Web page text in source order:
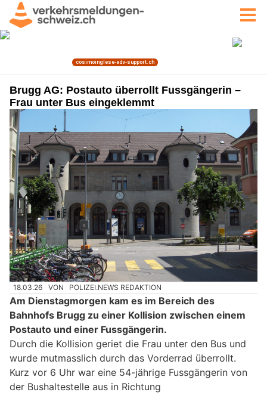
Brugg AG: Postauto überrollt Fussgängerin –
Frau unter Bus eingeklemmt
18.03.26 VON POLIZEI.NEWS REDAKTION
Am Dienstagmorgen kam es im Bereich des
Bahnhofs Brugg zu einer Kollision zwischen einem
Postauto und einer Fussgängerin.
Durch die Kollision geriet die Frau unter den Bus und
wurde mutmasslich durch das Vorderrad überrollt.
Kurz vor 6 Uhr war eine 54-jährige Fussgängerin von
der Bushaltestelle aus in Richtung